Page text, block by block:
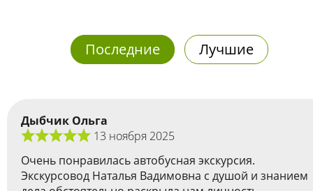
Последние Лучшие
Дыбчик Ольга
13 ноября 2025
Очень понравилась автобусная экскурсия.
Экскурсовод Наталья Вадимовна с душой и знанием